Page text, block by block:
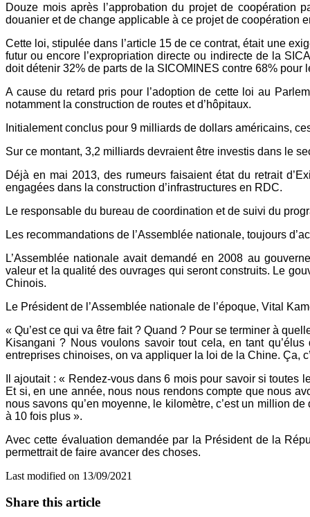
Douze mois après l’approbation du projet de coopération
douanier et de change applicable à ce projet de coopération
Cette loi, stipulée dans l’article 15 de ce contrat, était une
futur ou encore l’expropriation directe ou indirecte de la
doit détenir 32% de parts de la SICOMINES contre 68%
A cause du retard pris pour l’adoption de cette loi au
notamment la construction de routes et d’hôpitaux.
Initialement conclus pour 9 milliards de dollars américains,
Sur ce montant, 3,2 milliards devraient être investis dans le
Déjà en mai 2013, des rumeurs faisaient état du retrait
engagées dans la construction d’infrastructures en RDC.
Le responsable du bureau de coordination et de suivi du
Les recommandations de l’Assemblée nationale, toujours
L’Assemblée nationale avait demandé en 2008 au
valeur et la qualité des ouvrages qui seront construits. Le
Chinois.
Le Président de l’Assemblée nationale de l’époque, Vital
« Qu’est ce qui va être fait ? Quand ? Pour se terminer à
Kisangani ? Nous voulons savoir tout cela, en tant
entreprises chinoises, on va appliquer la loi de la Chine. Ça,
Il ajoutait : « Rendez-vous dans 6 mois pour savoir si
Et si, en une année, nous nous rendons compte que nous
nous savons qu’en moyenne, le kilomètre, c’est un million
à 10 fois plus ».
Avec cette évaluation demandée par la Président de la
permettrait de faire avancer des choses.
Last modified on 13/09/2021
Share this article